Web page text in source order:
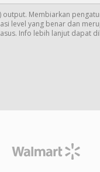
output. Membiarkan
level yang benar dan
Info lebih lanjut dapat